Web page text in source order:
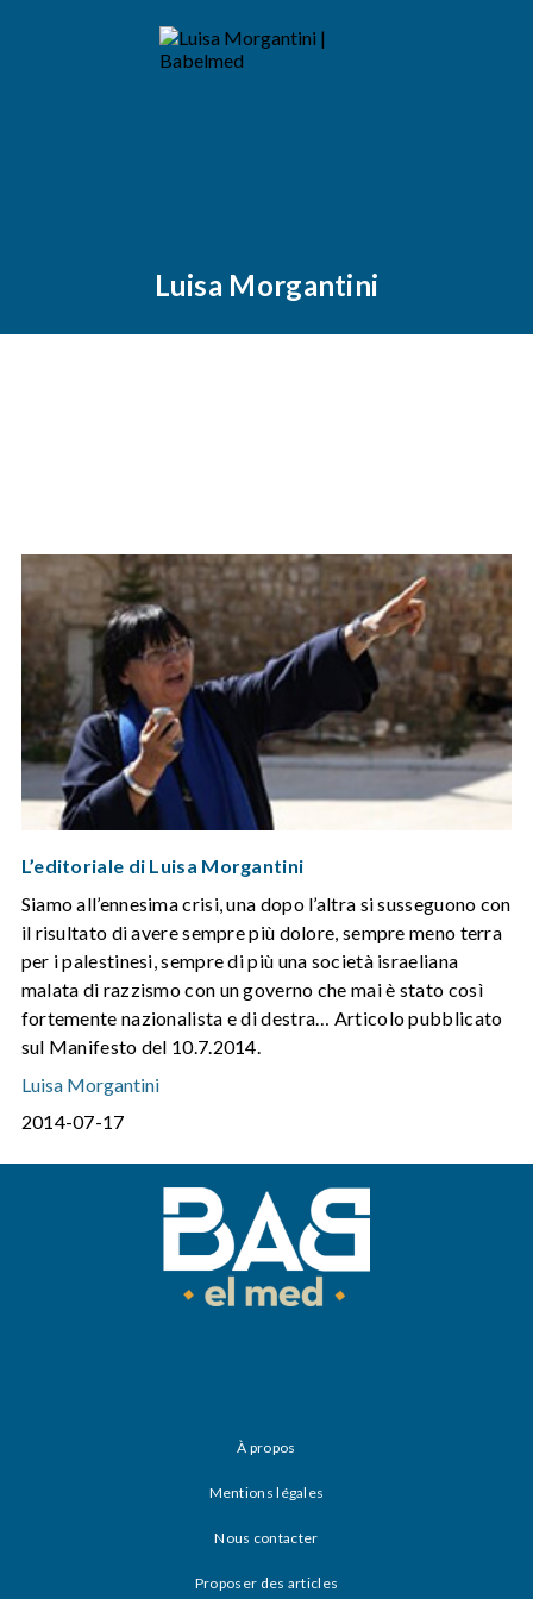
Luisa Morgantini
L’editoriale di Luisa Morgantini
Siamo all’ennesima crisi, una dopo l’altra si susseguono con
il risultato di avere sempre più dolore, sempre meno terra
per i palestinesi, sempre di più una società israeliana
malata di razzismo con un governo che mai è stato così
fortemente nazionalista e di destra… Articolo pubblicato
sul Manifesto del 10.7.2014.
Luisa Morgantini
2014-07-17
À propos
Mentions légales
Nous contacter
Proposer des articles